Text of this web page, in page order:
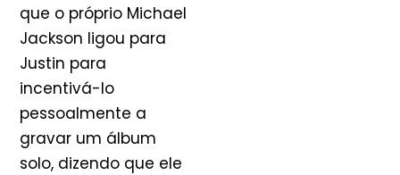
que o próprio Michael
Jackson ligou para
Justin para
incentivá-lo
pessoalmente a
gravar um álbum
solo, dizendo que ele